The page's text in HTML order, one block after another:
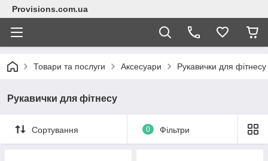
Provisions.com.ua
Товари та послуги Аксесуари Рукавички для фітнесу
Рукавички для фітнесу
Сортування 0 Фільтри